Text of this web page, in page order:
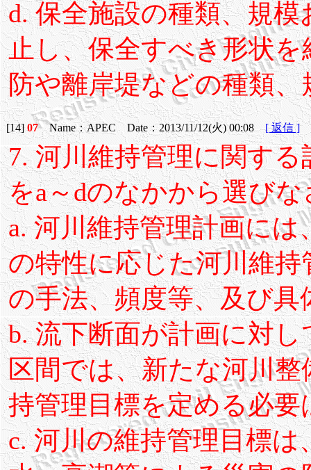
d. 保全施設の種類、規
止し、保全すべき形状
防や離岸堤などの種類
[14] 07Name：APEC Date：2013/11/12(火) 00:08[ 返信 ]
7. 河川維持管理に関す
をa～dのなかから選びな
a. 河川維持管理計画に
の特性に応じた河川維
の手法、頻度等、及び
b. 流下断面が計画に対
区間では、新たな河川
持管理目標を定める必要
c. 河川の維持管理目標